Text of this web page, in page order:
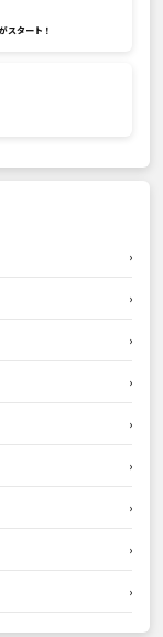
スタート！
›
›
›
›
›
›
›
›
›